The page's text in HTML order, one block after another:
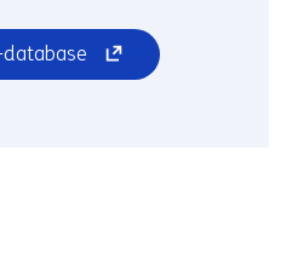
database (opent
in